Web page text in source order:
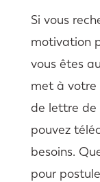
Si vous
motivation
vous êtes
met à votre
de lettre de
pouvez
besoins.
pour